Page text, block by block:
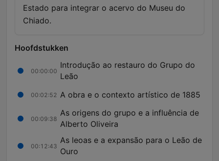
Estado para integrar o acervo do Museu do
Chiado.
Hoofdstukken
00:00:00
Introdução ao restauro do Grupo do
Leão
00:02:52 A obra e o contexto artístico de 1885
00:09:38
As origens do grupo e a influência de
Alberto Oliveira
00:12:43
As leoas e a expansão para o Leão de
Ouro